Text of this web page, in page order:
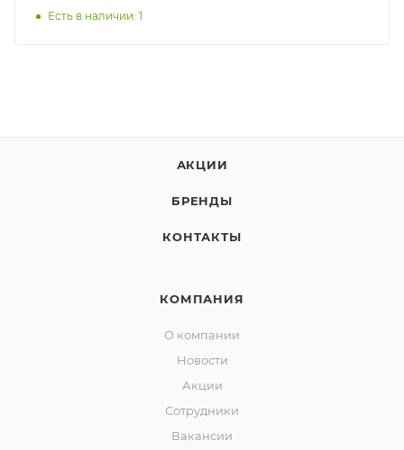
Есть в наличии: 1
АКЦИИ
БРЕНДЫ
КОНТАКТЫ
КОМПАНИЯ
О компании
Новости
Акции
Сотрудники
Вакансии